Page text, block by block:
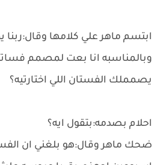
ابتسم ماهر علي كلامها وقال:ربنا
وبالمناسبه انا بعت لمصمم
يصمملك الفستان اللي اختارتيه؟
احلام بصدمه:بتقول ايه؟
ضحك ماهر وقال:هو بلغني ان